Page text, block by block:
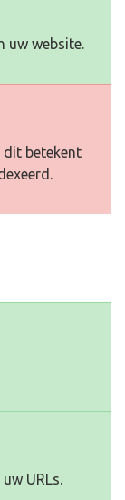
uw website.
dit betekent
URLs.